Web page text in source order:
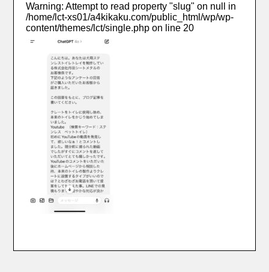
Warning: Attempt to read property "slug" on null in
/home/lct-xs01/a4kikaku.com/public_html/wp/wp-
content/themes/lct/single.php on line 20